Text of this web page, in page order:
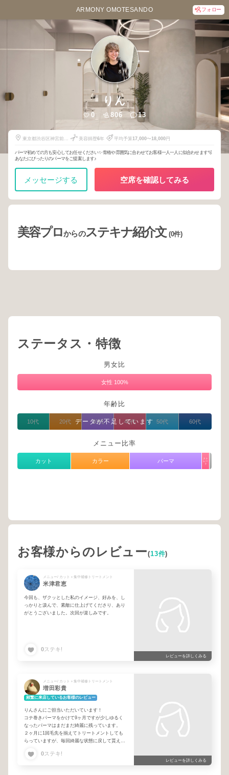
ARMONY OMOTESANDO フォロー
りん
0 806 13
東京都渋谷区神宮前5-
美容師歴6年 平均予算17,000〜18,000円
パーマ初めての方も安心してお任せください✨ 骨格や雰囲気に合わせてお客様一人一人に似合わせます🫧
あなたにぴったりのパーマをご提案します♪
メッセージする 空席を確認してみる
美容プロからのステキナ紹介文(0件)
ステータス・特徴
男女比
女性 100%
年齢比
データが不足しています
10代 20代 30代 40代 50代 60代
メニュー比率
カット カラー パーマ
スト
レー
ト
お客様からのレビュー(13件)
メニュー/ カット＋集中補修トリートメント
米津君恵
今回も、ザクッとした私のイメージ、好みを、し
っかりと汲んで、素敵に仕上げてくださり、あり
がとうございました。次回が楽しみです。
0ステキ!
レビューを詳しくみる
メニュー/ カット＋集中補修トリートメント
増田彩貴
頻繁に来店しているお客様のレビュー
りんさんにご担当いただいています！
コテ巻きパーマをかけて9ヶ月ですが少しゆるく
なったパーマはまだまだ綺麗に残っています。
２ヶ月に1回毛先を揃えてトリートメントしても
らっていますが、毎回綺麗な状態に戻して貰える
いつもお話にも付き合っていただき、スマホを見
0ステキ!
レビューを詳しくみる